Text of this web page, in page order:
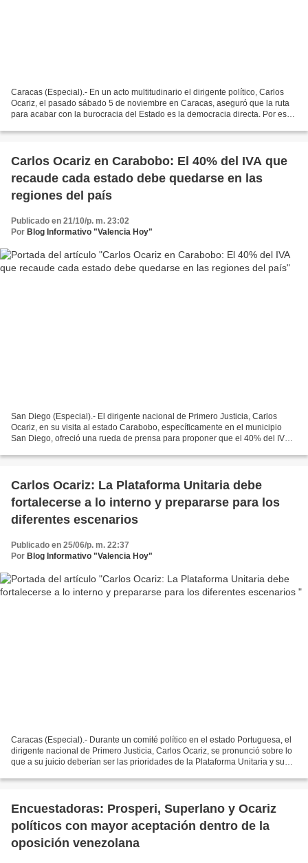
Caracas (Especial).- En un acto multitudinario el dirigente político, Carlos
Ocariz, el pasado sábado 5 de noviembre en Caracas, aseguró que la ruta
para acabar con la burocracia del Estado es la democracia directa. Por eso,
Carlos Ocariz en Carabobo: El 40% del IVA que
recaude cada estado debe quedarse en las
regiones del país
Publicado en 21/10/p. m. 23:02
Por Blog Informativo "Valencia Hoy"
San Diego (Especial).- El dirigente nacional de Primero Justicia, Carlos
Ocariz, en su visita al estado Carabobo, específicamente en el municipio
San Diego, ofreció una rueda de prensa para proponer que el 40% del IVA
Carlos Ocariz: La Plataforma Unitaria debe
fortalecerse a lo interno y prepararse para los
diferentes escenarios
Publicado en 25/06/p. m. 22:37
Por Blog Informativo "Valencia Hoy"
Caracas (Especial).- Durante un comité político en el estado Portuguesa, el
dirigente nacional de Primero Justicia, Carlos Ocariz, se pronunció sobre lo
que a su juicio deberían ser las prioridades de la Plataforma Unitaria y su
Encuestadoras: Prosperi, Superlano y Ocariz
políticos con mayor aceptación dentro de la
oposición venezolana